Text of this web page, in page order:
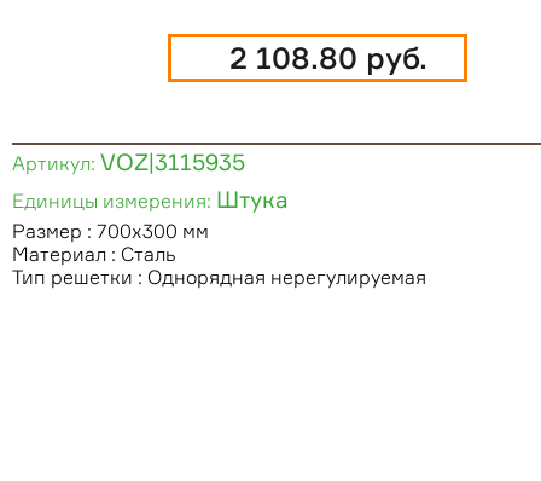
2 108.80 руб.
Артикул: VOZ|3115935
Единицы измерения: Штука
Размер : 700х300 мм
Материал : Сталь
Тип решетки : Однорядная нерегулируемая